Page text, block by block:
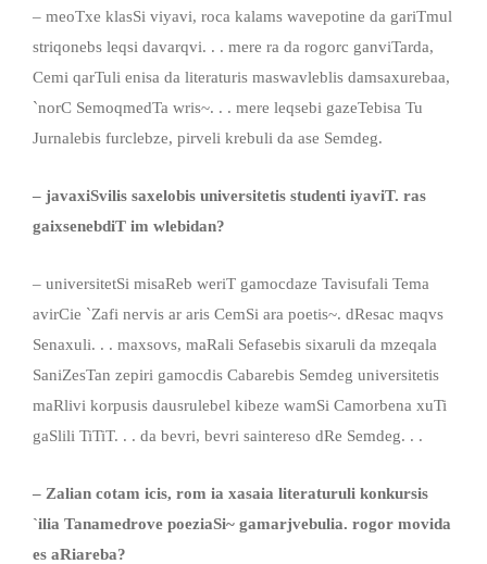
– meoTxe klasSi viyavi, roca kalams wavepotine da gariTmul
striqonebs leqsi davarqvi. . . mere ra da rogorc ganviTarda,
Cemi qarTuli enisa da literaturis maswavleblis damsaxurebaa,
`norC SemoqmedTa wris~. . . mere leqsebi gazeTebisa Tu
Jurnalebis furclebze, pirveli krebuli da ase Semdeg.
– javaxiSvilis saxelobis universitetis studenti iyaviT. ras
gaixsenebdiT im wlebidan?
– universitetSi misaReb weriT gamocdaze Tavisufali Tema
avirCie `Zafi nervis ar aris CemSi ara poetis~. dResac maqvs
Senaxuli. . . maxsovs, maRali Sefasebis sixaruli da mzeqala
SaniZesTan zepiri gamocdis Cabarebis Semdeg universitetis
maRlivi korpusis dausrulebel kibeze wamSi Camorbena xuTi
gaSlili TiTiT. . . da bevri, bevri saintereso dRe Semdeg. . .
– Zalian cotam icis, rom ia xasaia literaturuli konkursis
`ilia Tanamedrove poeziaSi~ gamarjvebulia. rogor movida
es aRiareba?